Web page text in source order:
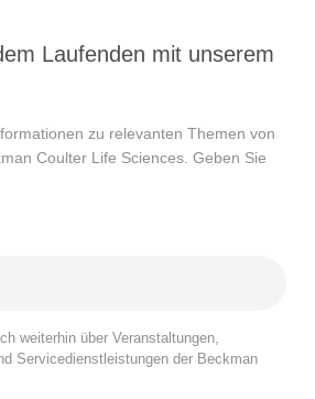
Laufenden mit unserem
zu relevanten Themen von
Coulter Life Sciences. Geben Sie
weiterhin über Veranstaltungen,
Servicedienstleistungen der Beckman